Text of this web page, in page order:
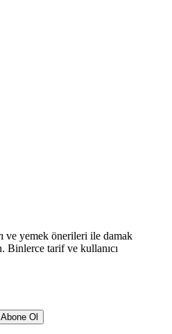
ve yemek önerileri ile damak
Binlerce tarif ve kullanıcı
Abone Ol